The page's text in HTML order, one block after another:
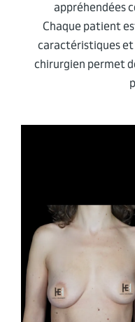
appréhendées
Chaque patient
caractéristiques et
chirurgien permet